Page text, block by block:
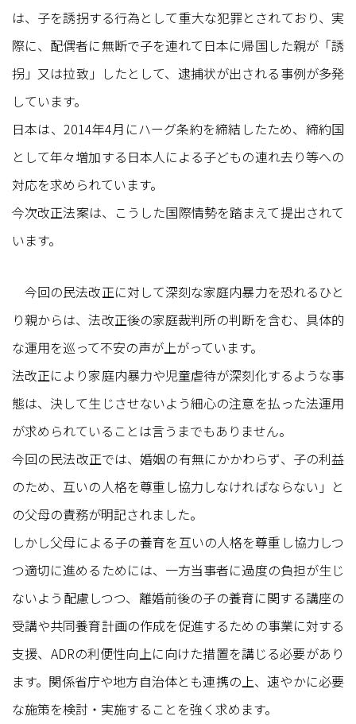
は、子を誘拐する行為として重大な犯罪とされており、実
際に、配偶者に無断で子を連れて日本に帰国した親が「誘
拐」又は拉致」したとして、逮捕状が出される事例が多発
しています。
日本は、2014年4月にハーグ条約を締結したため、締約国
として年々増加する日本人による子どもの連れ去り等への
対応を求められています。
今次改正法案は、こうした国際情勢を踏まえて提出されて
います。
今回の民法改正に対して深刻な家庭内暴力を恐れるひと
り親からは、法改正後の家庭裁判所の判断を含む、具体的
な運用を巡って不安の声が上がっています。
法改正により家庭内暴力や児童虐待が深刻化するような事
態は、決して生じさせないよう細心の注意を払った法運用
が求められていることは言うまでもありません。
今回の民法改正では、婚姻の有無にかかわらず、子の利益
のため、互いの人格を尊重し協力しなければならない」と
の父母の責務が明記されました。
しかし父母による子の養育を互いの人格を尊重し協力しつ
つ適切に進めるためには、一方当事者に過度の負担が生じ
ないよう配慮しつつ、離婚前後の子の養育に関する講座の
受講や共同養育計画の作成を促進するための事業に対する
支援、ADRの利便性向上に向けた措置を講じる必要があり
ます。関係省庁や地方自治体とも連携の上、速やかに必要
な施策を検討・実施することを強く求めます。